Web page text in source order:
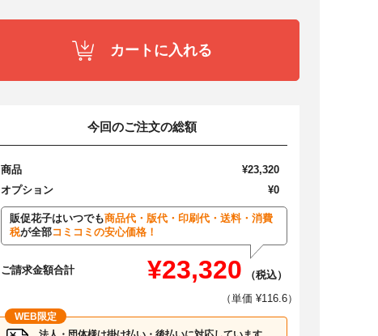
カートに入れる
今回のご注文の総額
商品
¥23,320
オプション
¥0
販促花子はいつでも商品代・版代・印刷代・送料・消費
税が全部コミコミの安心価格！
ご請求金額合計 ¥23,320
（税込）
（単価 ¥116.6）
WEB限定